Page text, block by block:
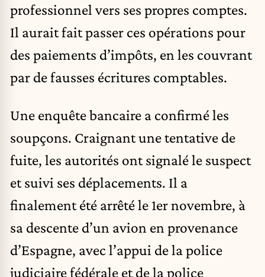
professionnel vers ses propres comptes.
Il aurait fait passer ces opérations pour
des paiements d’impôts, en les couvrant
par de fausses écritures comptables.
Une enquête bancaire a confirmé les
soupçons. Craignant une tentative de
fuite, les autorités ont signalé le suspect
et suivi ses déplacements. Il a
finalement été arrêté le 1er novembre, à
sa descente d’un avion en provenance
d’Espagne, avec l’appui de la police
judiciaire fédérale et de la police